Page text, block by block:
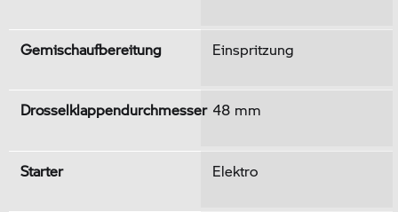
Gemischaufbereitung Einspritzung
Drosselklappendurchmesser 48 mm
Starter Elektro